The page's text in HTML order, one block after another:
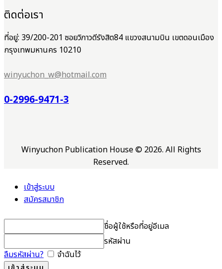
ติดต่อเรา
ที่อยู่: 39/200-201 ซอยวิภาวดีรังสิต84 แขวงสนามบิน เขตดอนเมือง
กรุงเทพมหานคร 10210
winyuchon_w@hotmail.com
0-2996-9471-3
Winyuchon Publication House © 2026. All Rights
Reserved.
เข้าสู่ระบบ
สมัครสมาชิก
ชื่อผู้ใช้หรือที่อยู่อีเมล
รหัสผ่าน
ลืมรหัสผ่าน?
จำฉันไว้